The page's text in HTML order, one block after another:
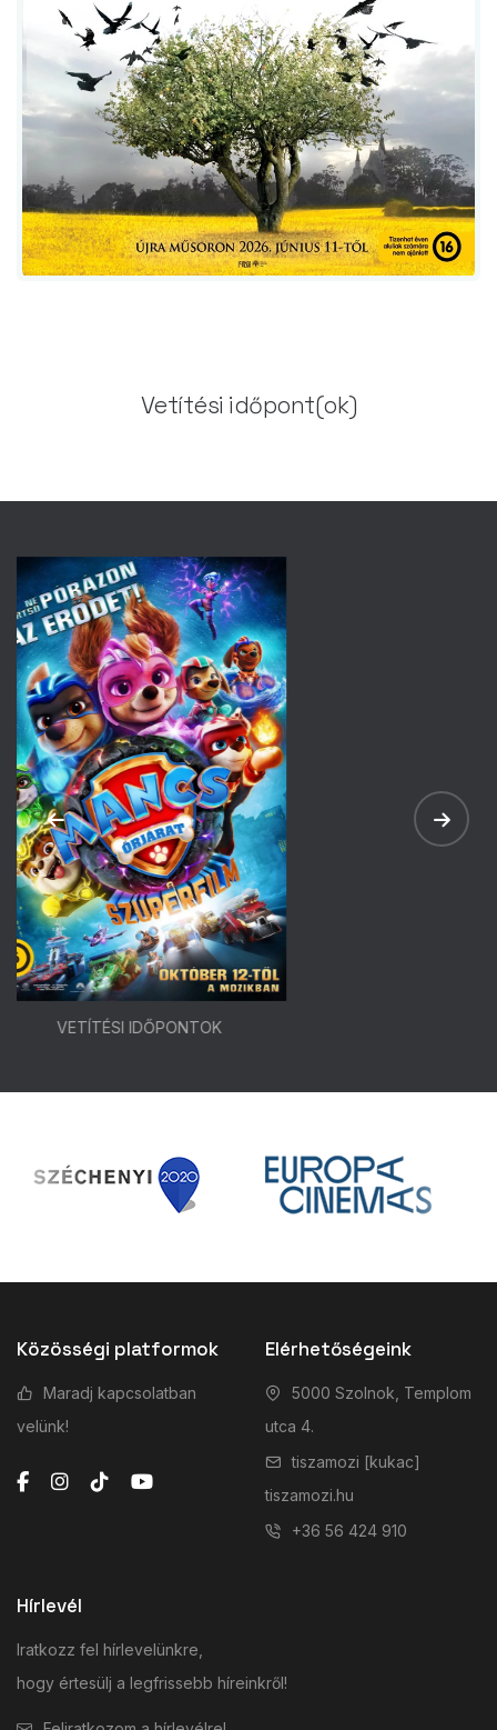
Vetítési időpont(ok)
VETÍTÉSI IDŐPONTOK
Közösségi platformok
Maradj kapcsolatban
velünk!
Elérhetőségeink
5000 Szolnok, Templom
utca 4.
tiszamozi [kukac]
tiszamozi.hu
+36 56 424 910
Hírlevél
Iratkozz fel hírlevelünkre,
hogy értesülj a legfrissebb híreinkről!